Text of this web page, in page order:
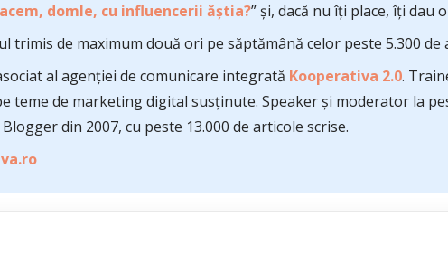
domle, cu influencerii ăștia?” și, dacă nu îți place, îți dau
trimis de maximum două ori pe săptămână celor peste 5.300 de
al agenției de comunicare integrată Kooperativa 2.0.
teme de marketing digital susținute. Speaker și moderator la
din 2007, cu peste 13.000 de articole scrise.